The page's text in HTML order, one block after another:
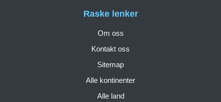
Raske lenker
Om oss
Kontakt oss
Sitemap
Alle kontinenter
Alle land